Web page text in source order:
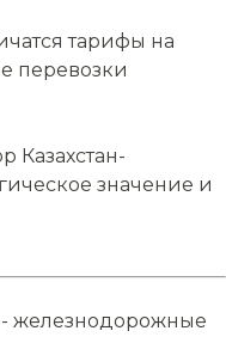
тарифы на
перевозки
значение и
- железнодорожные